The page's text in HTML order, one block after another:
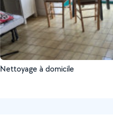
Nettoyage à domicile